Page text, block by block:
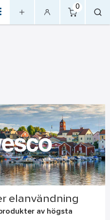
0
elanvändning
av högsta